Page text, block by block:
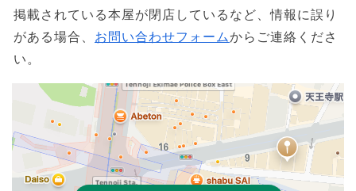
掲載されている本屋が閉店しているなど、情報に誤り
がある場合、 お問い合わせフォームからご連絡くださ
い。